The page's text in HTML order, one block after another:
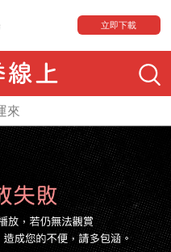
立即下載
來